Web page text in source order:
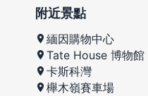
附近景點
緬因購物中心
Tate House 博物館
卡斯科灣
櫸木嶺賽車場